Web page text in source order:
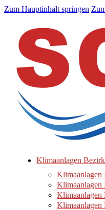
Zum Hauptinhalt springen
Klimaanlagen
Klimaanlagen
Klimaanlagen
Klimaanlagen
Klimaanlagen